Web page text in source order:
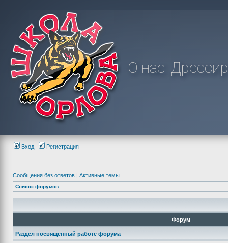
О нас
Вход Регистрация
Сообщения без ответов | Активные темы
Список форумов
Форум
Раздел посвящённый работе форума